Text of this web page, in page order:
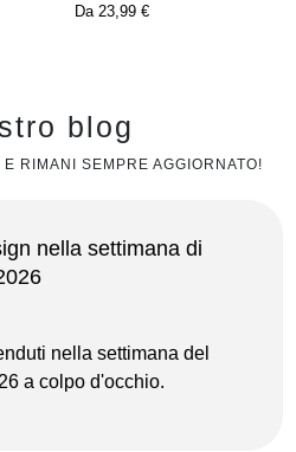
Da 23,99 €
blog
RIMANI SEMPRE AGGIORNATO!
nella settimana di
nella settimana del
a colpo d'occhio.